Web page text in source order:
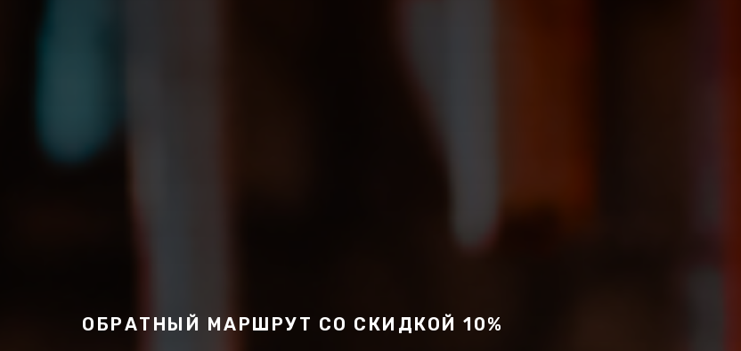
ОБРАТНЫЙ МАРШРУТ СО СКИДКОЙ 10%